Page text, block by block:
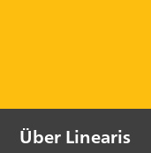
Über Linearis